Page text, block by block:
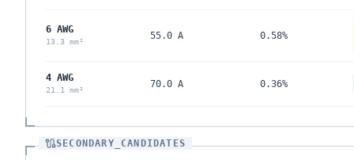
6 AWG
13.3 mm²
55.0 A 0.58%
4 AWG
21.1 mm²
70.0 A 0.36%
SECONDARY_CANDIDATES